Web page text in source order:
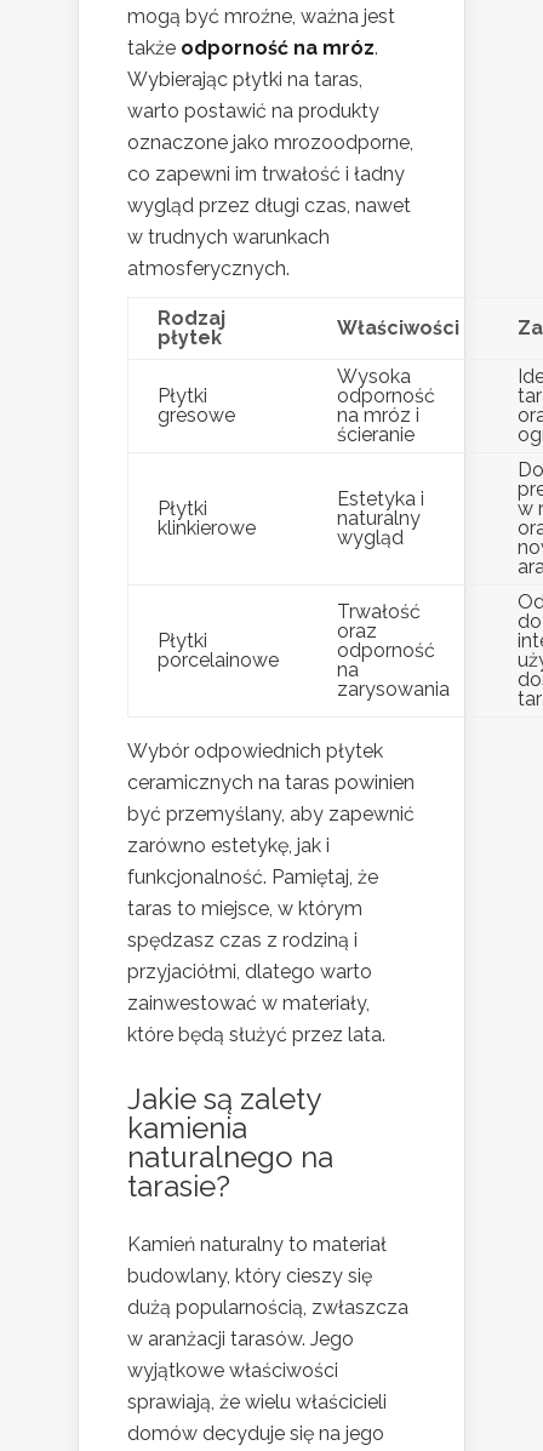
mogą być mroźne, ważna jest
także odporność na mróz.
Wybierając płytki na taras,
warto postawić na produkty
oznaczone jako mrozoodporne,
co zapewni im trwałość i ładny
wygląd przez długi czas, nawet
w trudnych warunkach
atmosferycznych.
Rodzaj
płytek
Właściwości
Płytki
gresowe
Wysoka
odporność
na mróz i
ścieranie
Płytki
klinkierowe
Estetyka i
naturalny
wygląd
w
Płytki
porcelainowe
Trwałość
oraz
odporność
na
zarysowania
do
Wybór odpowiednich płytek
ceramicznych na taras powinien
być przemyślany, aby zapewnić
zarówno estetykę, jak i
funkcjonalność. Pamiętaj, że
taras to miejsce, w którym
spędzasz czas z rodziną i
przyjaciółmi, dlatego warto
zainwestować w materiały,
które będą służyć przez lata.
Jakie są zalety
kamienia
naturalnego na
tarasie?
Kamień naturalny to materiał
budowlany, który cieszy się
dużą popularnością, zwłaszcza
w aranżacji tarasów. Jego
wyjątkowe właściwości
sprawiają, że wielu właścicieli
domów decyduje się na jego